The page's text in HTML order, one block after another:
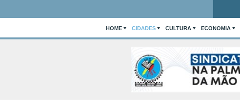
HOME CIDADES CULTURA ECONOMIA